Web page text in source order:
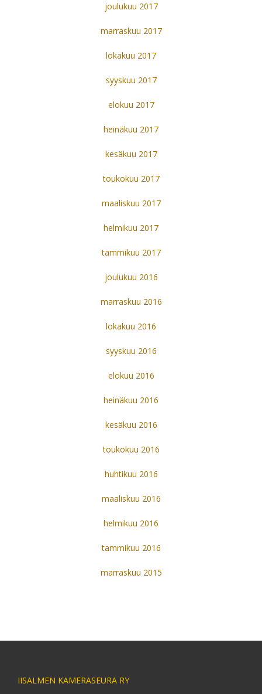
joulukuu 2017
marraskuu 2017
lokakuu 2017
syyskuu 2017
elokuu 2017
heinäkuu 2017
kesäkuu 2017
toukokuu 2017
maaliskuu 2017
helmikuu 2017
tammikuu 2017
joulukuu 2016
marraskuu 2016
lokakuu 2016
syyskuu 2016
elokuu 2016
heinäkuu 2016
kesäkuu 2016
toukokuu 2016
huhtikuu 2016
maaliskuu 2016
helmikuu 2016
tammikuu 2016
marraskuu 2015
IISALMEN KAMERASEURA RY